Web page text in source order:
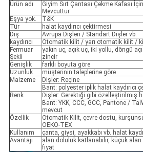
Ürün adı
Giyim Sırt Çantası Çekme Kafası
Mevcuttur
Eşya yok.
T&K
Tür
halat kaydırıcı çektirmesi
Diş
Avrupa Dişleri / Standart Dişler vb.
kaydırıcı
Otomatik kilit / yarı otomatik kilit /
Fermuar
Şekli
yakın uç, açık uç, iki yollu, döngü
zincir
Genişlik
farklı boyuta göre
Uzunluk
müşterinin taleplerine göre
Malzeme
Dişler: Reçine
Bant: polyester iplik halat kaydırıcı
Renk
Dişler: Gerektiği gibi
Bant: YKK, CCC, GCC, Pantone /
mevcut
Özellik
Otomatik Kilit, çevre dostu,
OEKO-TEX
Kullanım
çanta, giysi, ayakkabı vb. halat
Avantajı
alan doluluk katlanabilir, küçük
fiyat